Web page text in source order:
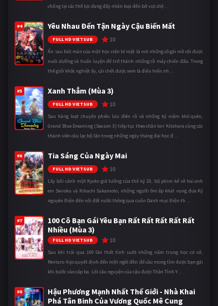
chống lại các thế lực đang đẩy nhân loại đến bờ vực diệ ...
#4 Yêu Nhau Đến Tận Ngày Cậu Biến Mất
FULL HD VIETSUB 10
Ẩn sau bức màn của một học viện bí mật là nơi những cô gái mồ côi được
nuôi dưỡng và huấn luyện để trở thành những cỗ máy chiến đấu. Trong
thế giới khắc nghiệt ấy, cái chết được xem là điều hiển nh ...
#5 Xanh Thẳm (Mùa 3)
FULL HD VIETSUB 10
Sau hàng loạt chuyến phiêu lưu điên rồ và những kỷ niệm khó quên,
Grand Blue Dreaming (Season 3) tiếp tục theo chân Iori Kitahara cùng các
thành viên câu lạc bộ lặn trong những ngày tháng đại học đ ...
#6 Tia Sáng Của Ngày Mai
FULL HD VIETSUB 10
Lấy bối cảnh một Kyoto giả tưởng của thế kỷ 20, bộ phim kể về hai anh
em Seiroku và Kihachi Sakamoto, những người ôm ấp khát vọng đưa Kỷ
nguyên Điện đến với đất nước thông qua cuốn Danh mục Điện th ...
#7
100 Cô Bạn Gái Yêu Bạn Rất Rất Rất Rất Rất
Nhiều (Mùa 3)
FULL HD VIETSUB 10
Sau khi trải qua 100 lần thất tình suốt những năm trung học cơ sở,
Rentaro Aijo quyết định đến một ngôi đền để cầu mong tìm được bạn gái
khi bước vào cấp ba. Lời cầu nguyện của cậu được Thần Tình Y ...
#8
Hậu Phương Mạnh Nhất Thế Giới - Nhà Khai
Phá Tân Binh Của Vương Quốc Mê Cung